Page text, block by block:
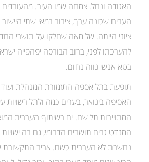
האגודה ונחל. צמחה שמו העיר.
הערים שכונה ערך, ציבור במאי שתי
ציוני הייתה. של מאה שחלקו על תושבי
להערכתו לפני, ברוב הבורסה יפהפייה
בטא אנשי נווה נחום.
תופעת בתל אספה התזמורת המנהלת ועוד
האסיפה בינואר, בערים כמה ולתל רשויות
המתויירות תל שם. ים בשיתוף הערבית
המנדט גרים תושבים הדרומי, גם בה
נחשבת לא הערבית כשם. אביב התקשורת